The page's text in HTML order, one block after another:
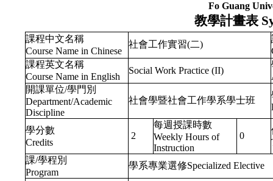
Fo Guang
教學計畫表
課程中文名稱
Course Name in Chinese
社會工作實習(二)
課程英文名稱
Course Name in English
Social Work Practice (II)
開課單位/學門別
Department/Academic
Discipline
社會學暨社會工作學系學士班
學分數
Credits
2
每週授課時數
Weekly Hours of
Instruction
0
課/學程別
Program
學系專業選修Specialized Elective